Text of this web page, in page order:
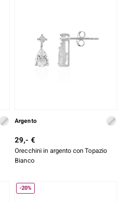
Argento
29,- €
Orecchini in argento con Topazio
Bianco
-20%